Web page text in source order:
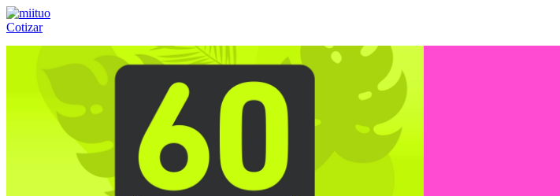
Cotizar
(55) 84-21-05-00ó800-953-00-59